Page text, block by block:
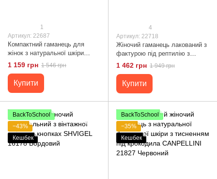
1
Артикул: 22687
Компактний гаманець для
жінок з натуральної шкіри
лакованої ST Leather 22687
Червоний
1 159 грн 1 546 грн
Купити
4
Артикул: 22718
Жіночий гаманець лакований з
фактурою під рептилію з
натуральної шкіри ST Leather
22718 Чорний
1 462 грн 1 949 грн
Купити
BackToSchool
−43%
Кешбек
BackToSchool
−35%
Кешбек